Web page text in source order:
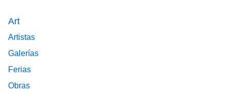
Art
Artistas
Galerías
Ferias
Obras